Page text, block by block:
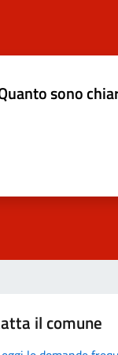
sono
il comune